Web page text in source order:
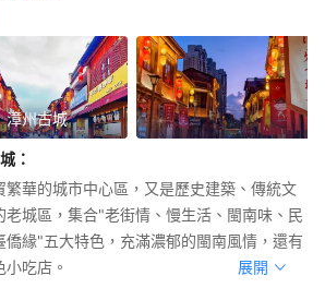
漳州古城
：
繁華的城市中心區，又是歷史建築、傳統文
老城區，集合"老街情、慢生活、閩南味、民
僑緣"五大特色，充滿濃郁的閩南風情，還有
吃店。
展開